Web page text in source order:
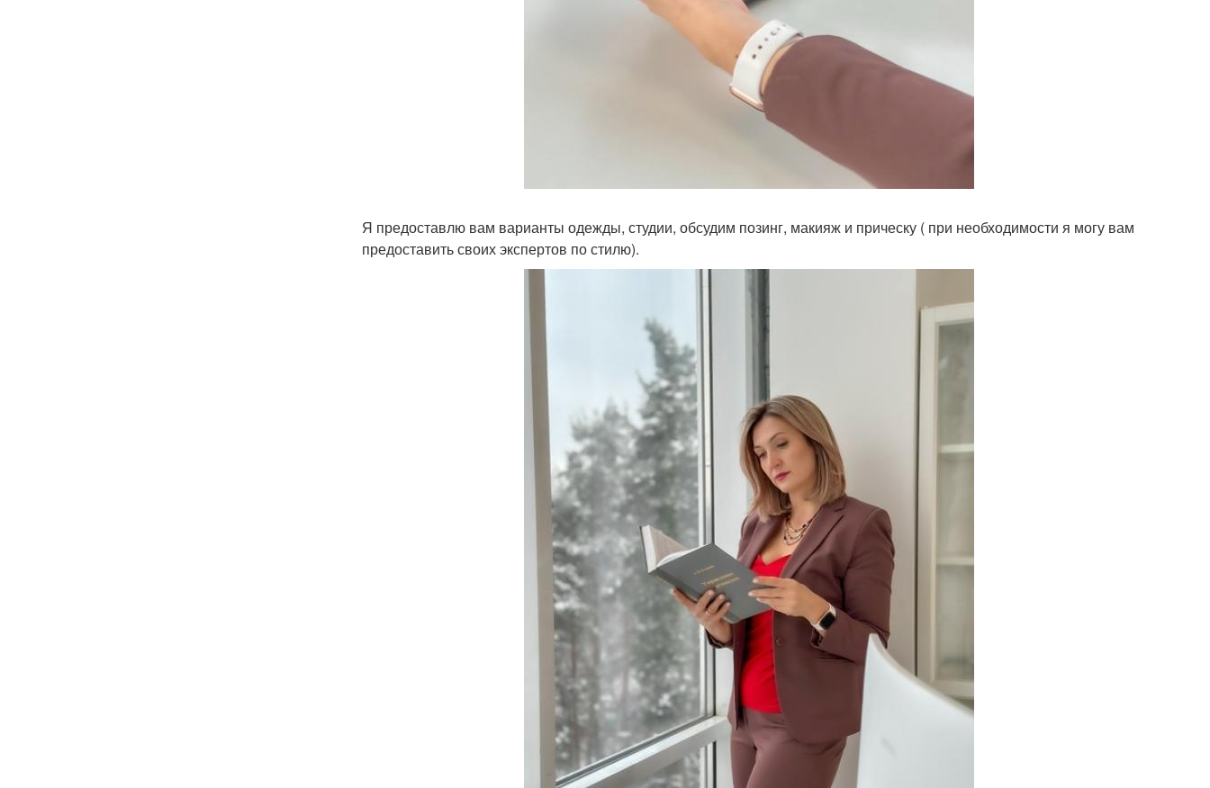
Я предоставлю вам варианты одежды, студии, обсудим позинг, макияж и прическу ( при необходимости я могу вам
предоставить своих экспертов по стилю).